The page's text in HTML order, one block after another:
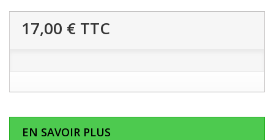
17,00 € TTC
EN SAVOIR PLUS